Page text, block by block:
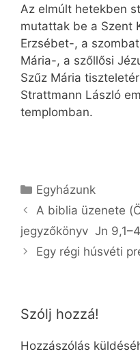
Az elmúlt hetekben
mutattak be a Szent
Erzsébet-, a
Mária-, a szőllősi
Szűz Mária
Strattmann László
templomban.
Kategória
Egyházunk
A biblia üzenete
jegyzőkönyv Jn
Egy régi húsvéti
Szólj hozzá!
Hozzászólás